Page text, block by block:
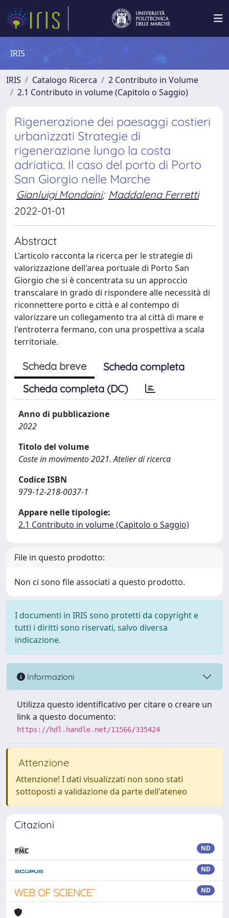
IRIS
IRIS Catalogo Ricerca
2 Contributo in Volume
2.1 Contributo in volume (Capitolo o Saggio)
Rigenerazione dei paesaggi costieri
urbanizzati Strategie di
rigenerazione lungo la costa
adriatica. Il caso del porto di Porto
San Giorgio nelle Marche
Gianluigi Mondaini; Maddalena Ferretti
2022-01-01
Abstract
L'articolo racconta la ricerca per le strategie di
valorizzazione dell'area portuale di Porto San
Giorgio che si è concentrata su un approccio
transcalare in grado di rispondere alle necessità di
riconnettere porto e città e al contempo di
valorizzare un collegamento tra al città di mare e
l'entroterra fermano, con una prospettiva a scala
territoriale.
Scheda breve
Scheda completa
Scheda completa (DC)
Anno di pubblicazione
2022
Titolo del volume
Coste in movimento 2021. Atelier di ricerca
Codice ISBN
979-12-218-0037-1
Appare nelle tipologie:
2.1 Contributo in volume (Capitolo o Saggio)
File in questo prodotto:
Non ci sono file associati a questo prodotto.
I documenti in IRIS sono protetti da copyright e
tutti i diritti sono riservati, salvo diversa
indicazione.
Informazioni
Utilizza questo identificativo per citare o creare un
link a questo documento:
https://hdl.handle.net/11566/335424
Attenzione
Attenzione! I dati visualizzati non sono stati
sottoposti a validazione da parte dell'ateneo
Citazioni
ND
ND
ND